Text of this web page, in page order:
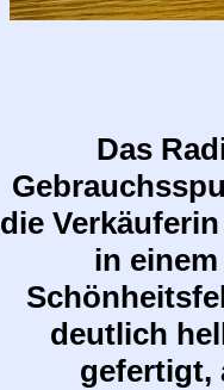
Das
die
in
deutlich
gefertigt,